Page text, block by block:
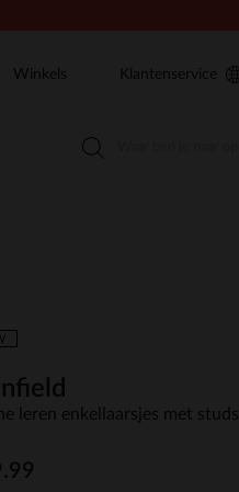
Winkels Klantenservice
leren enkellaarsjes met studs